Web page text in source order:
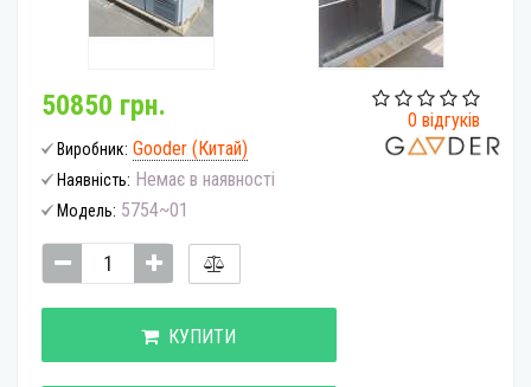
0 відгуків
50850 грн.
Виробник: Gooder (Китай)
Наявність: Немає в наявності
Модель: 5754~01
КУПИТИ